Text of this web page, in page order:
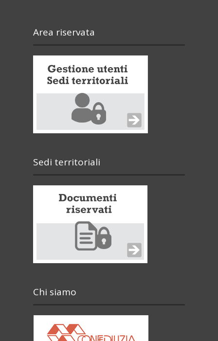
Area riservata
Sedi territoriali
Chi siamo